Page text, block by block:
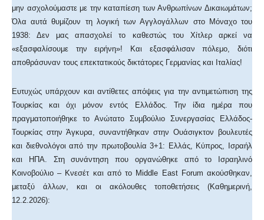
μην ασχολούμαστε με την καταπίεση των Ανθρωπίνων Δικαιωμάτων;
Όλα αυτά θυμίζουν τη λογική των Αγγλογάλλων στο Μόναχο του
1938: Δεν μας απασχολεί το καθεστώς του Χίτλερ αρκεί να
«εξασφαλίσουμε την ειρήνη»! Και εξασφάλισαν πόλεμο, διότι
αποθράσυναν τους επεκτατικούς δικτάτορες Γερμανίας και Ιταλίας!
Ευτυχώς υπάρχουν και αντίθετες απόψεις για την αντιμετώπιση της
Τουρκίας και όχι μόνον εντός Ελλάδος. Την ίδια ημέρα που
πραγματοποιήθηκε το Ανώτατο Συμβούλιο Συνεργασίας Ελλάδος-
Τουρκίας στην Άγκυρα, συναντήθηκαν στην Ουάσιγκτον βουλευτές
και διεθνολόγοι από την πρωτοβουλία 3+1: Ελλάς, Κύπρος, Ισραήλ
και ΗΠΑ. Στη συνάντηση που οργανώθηκε από το Ισραηλινό
Κοινοβούλιο – Κνεσέτ και από το Middle East Forum ακούσθηκαν,
μεταξύ άλλων, και οι ακόλουθες τοποθετήσεις (Καθημερινή,
12.2.2026):